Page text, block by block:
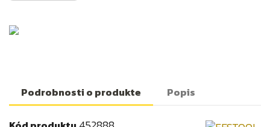
Podrobnosti o produkte Popis